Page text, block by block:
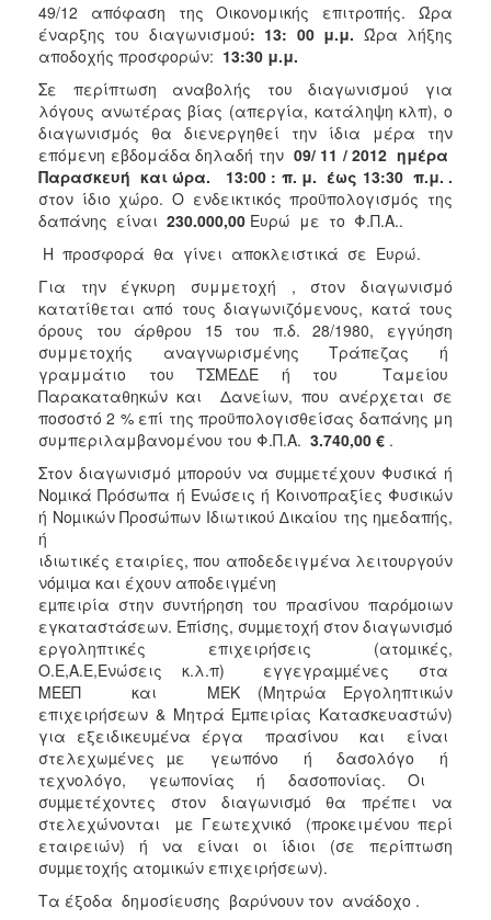
2013
ΤΟΠΟΣ
ΠΟΛΙΤΙΣΜΟΣ
ΑΝΘΕΚΤΙΚΗ
ΠΟΛΗ
49/12 απόφαση της Οικονομικής επιτροπής. Ώρα
έναρξης του διαγωνισμού: 13: 00 μ.μ. Ώρα λήξης
αποδοχής προσφορών: 13:30 μ.μ.
Σε περίπτωση αναβολής του διαγωνισμού για
λόγους ανωτέρας βίας (απεργία, κατάληψη κλπ), ο
διαγωνισμός θα διενεργηθεί την ίδια μέρα την
επόμενη εβδομάδα δηλαδή την 09/ 11 / 2012 ημέρα
Παρασκευή και ώρα. 13:00 : π. μ. έως 13:30 π.μ. .
στον ίδιο χώρο. Ο ενδεικτικός προϋπολογισμός της
δαπάνης είναι 230.000,00 Ευρώ με το Φ.Π.Α..
Η προσφορά θα γίνει αποκλειστικά σε Ευρώ.
Για την έγκυρη συμμετοχή , στον διαγωνισμό
κατατίθεται από τους διαγωνιζόμενους, κατά τους
όρους του άρθρου 15 του π.δ. 28/1980, εγγύηση
συμμετοχής αναγνωρισμένης Τράπεζας ή
γραμμάτιο του ΤΣΜΕΔΕ ή του Ταμείου
Παρακαταθηκών και Δανείων, που ανέρχεται σε
ποσοστό 2 % επί της προϋπολογισθείσας δαπάνης μη
συμπεριλαμβανομένου του Φ.Π.Α. 3.740,00 € .
Στον διαγωνισμό µπορούν να συµµετέχουν Φυσικά ή
Νοµικά Πρόσωπα ή Ενώσεις ή Κοινοπραξίες Φυσικών
ή Νοµικών Προσώπων Ιδιωτικού ∆ικαίου της ηµεδαπής,
ή
ιδιωτικές εταιρίες, που αποδεδειγμένα λειτουργούν
νόµιµα και έχουν αποδειγµένη
εµπειρία στην συντήρηση του πρασίνου παρόµοιων
εγκαταστάσεων. Επίσης, συµµετοχή στον διαγωνισµό
εργοληπτικές επιχειρήσεις (ατοµικές,
Ο.Ε,Α.Ε,Ενώσεις κ.λ.π) εγγεγραµµένες στα
ΜΕΕΠ και ΜΕΚ (Μητρώα Εργοληπτικών
επιχειρήσεων & Μητρά Εµπειρίας Κατασκευαστών)
για εξειδικευµένα έργα πρασίνου και είναι
στελεχωµένες µε γεωπόνο ή δασολόγο ή
τεχνολόγο, γεωπονίας ή δασοπονίας. Οι
συµµετέχοντες στον διαγωνισµό θα πρέπει να
στελεχώνονται µε Γεωτεχνικό (προκειμένου περί
εταιρειών) ή να είναι οι ίδιοι (σε περίπτωση
συµµετοχής ατοµικών επιχειρήσεων).
Τα έξοδα δημοσίευσης βαρύνουν τον ανάδοχο .